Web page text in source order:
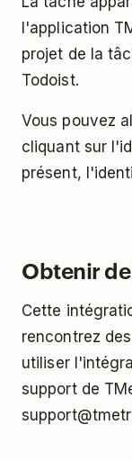
l'application
projet de la
Todoist.
Vous pouvez
cliquant sur
présent,
Obtenir
Cette
rencontrez
utiliser
support de